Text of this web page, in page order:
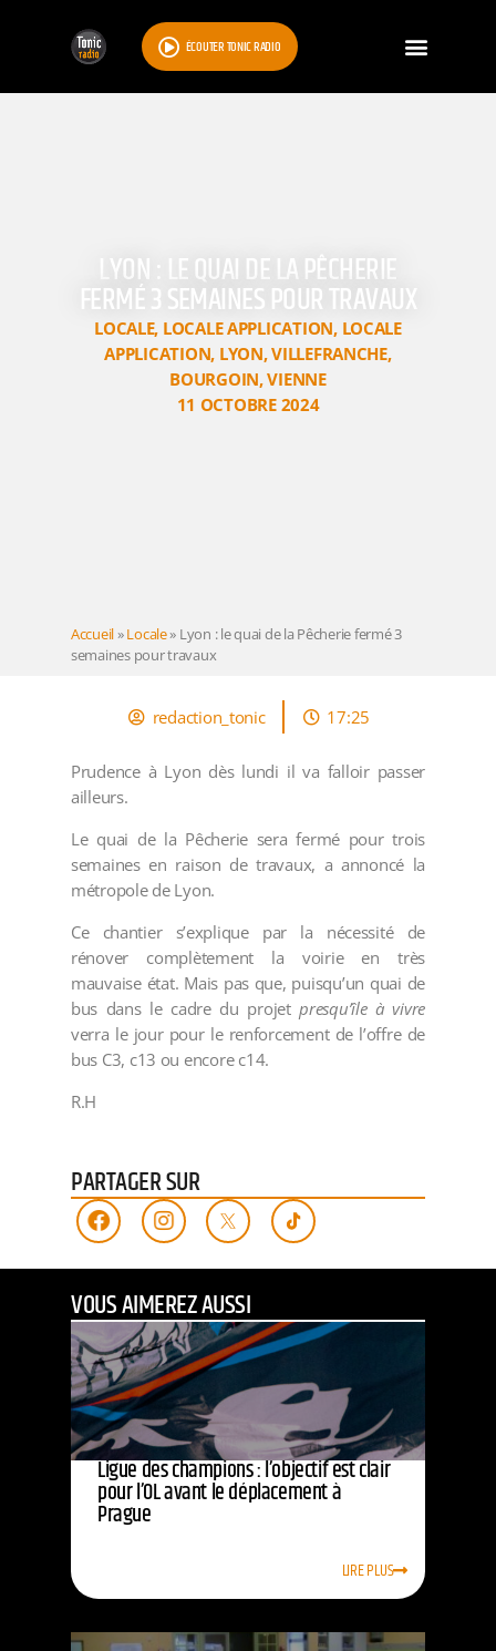
ÉCOUTER TONIC RADIO
LYON : LE QUAI DE LA PÊCHERIE
FERMÉ 3 SEMAINES POUR TRAVAUX
LOCALE, LOCALE APPLICATION, LOCALE
APPLICATION, LYON,VILLEFRANCHE,
BOURGOIN,VIENNE
11 OCTOBRE 2024
Accueil»Locale» Lyon : le quai de la Pêcherie fermé 3
semaines pour travaux
redaction_tonic 17:25
Prudence à Lyon dès lundi il va falloir passer
ailleurs.
Le quai de la Pêcherie sera fermé pour trois
semaines en raison de travaux, a annoncé la
métropole de Lyon.
Ce chantier s’explique par la nécessité de
rénover complètement la voirie en très
mauvaise état. Mais pas que, puisqu’un quai de
bus dans le cadre du projetpresqu’île à vivre
verra le jour pour le renforcement de l’offre de
bus C3, c13 ou encore c14.
R.H
PARTAGER SUR
VOUS AIMEREZ AUSSI
Ligue des champions : l’objectif est clair
pour l’OL avant le déplacement à
Prague
LIRE PLUS